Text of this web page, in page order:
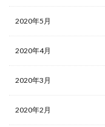
2020年5月
2020年4月
2020年3月
2020年2月